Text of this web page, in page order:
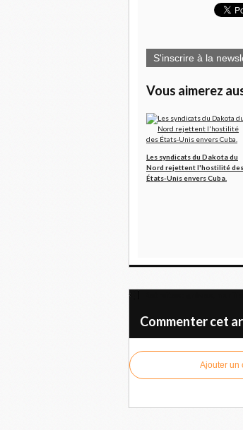
S'inscrire à la
Vous aimerez
Les syndicats du Dakota du
Nord rejettent l'hostilité des
États-Unis envers Cuba.
Commenter cet
Ajouter un